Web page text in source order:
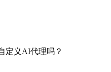
定义AI代理吗？